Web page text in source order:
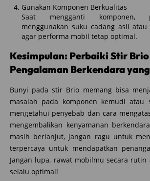
Gunakan Komponen Berkualitas
Saat mengganti komponen,
menggunakan suku cadang asli
agar performa mobil tetap optimal.
Kesimpulan: Perbaiki Stir
Pengalaman Berkendara
Bunyi pada stir Brio memang bisa
masalah pada komponen kemudi atau
mengetahui penyebab dan cara
mengembalikan kenyamanan
masih berlanjut, jangan ragu untuk
terpercaya untuk mendapatkan
Jangan lupa, rawat mobilmu secara rutin
selalu optimal!